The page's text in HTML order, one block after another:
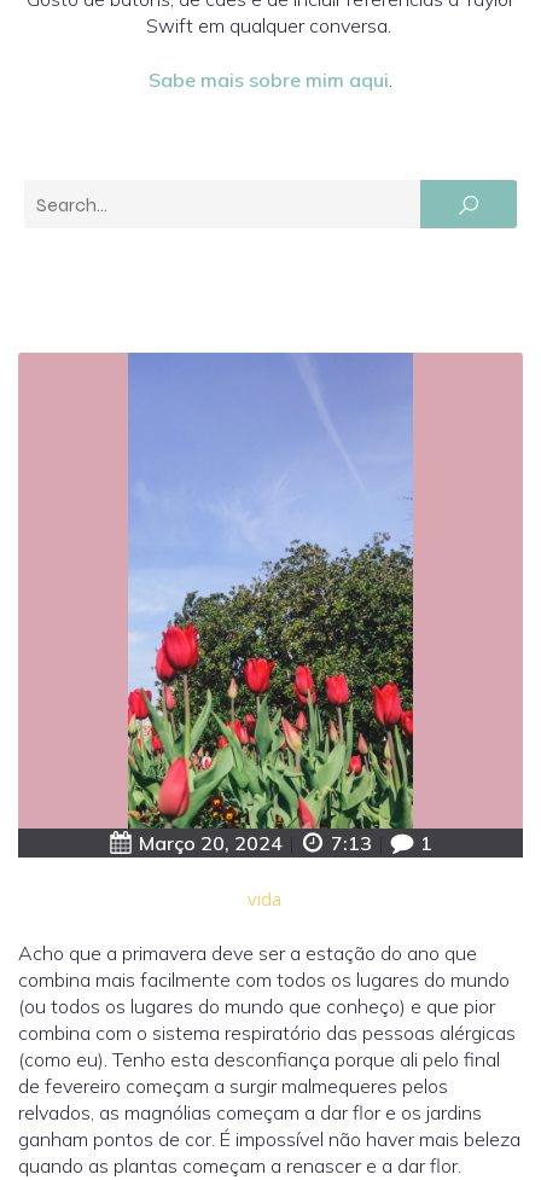
Swift em qualquer conversa.
Sabe mais sobre mim aqui.
Março 20, 2024 7:13 1
vida
Acho que a primavera deve ser a estação do ano que
combina mais facilmente com todos os lugares do mundo
(ou todos os lugares do mundo que conheço) e que pior
combina com o sistema respiratório das pessoas alérgicas
(como eu). Tenho esta desconfiança porque ali pelo final
de fevereiro começam a surgir malmequeres pelos
relvados, as magnólias começam a dar flor e os jardins
ganham pontos de cor. É impossível não haver mais beleza
quando as plantas começam a renascer e a dar flor.